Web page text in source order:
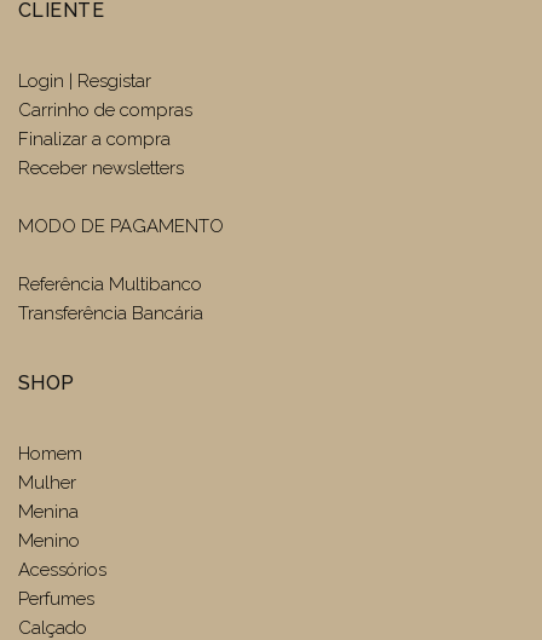
CLIENTE
Login | Resgistar
Carrinho de compras
Finalizar a compra
Receber newsletters
MODO DE PAGAMENTO
Referência Multibanco
Transferência Bancária
SHOP
Homem
Mulher
Menina
Menino
Acessórios
Perfumes
Calçado